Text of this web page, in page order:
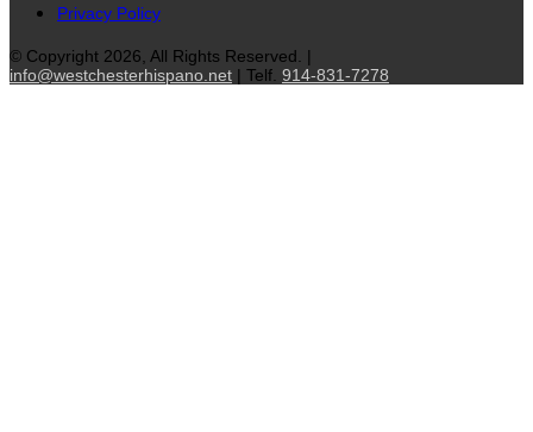
Privacy Policy
© Copyright 2026, All Rights Reserved. |
info@westchesterhispano.net | Telf. 914-831-7278